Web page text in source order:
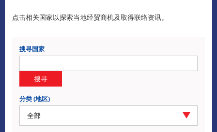
点击相关国家以探索当地经贸商机及取得联络资讯。
搜寻国家
搜寻
分类 (地区)
全部